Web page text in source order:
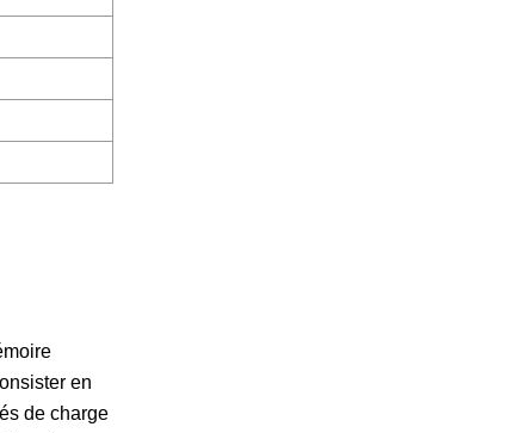
en
de charge